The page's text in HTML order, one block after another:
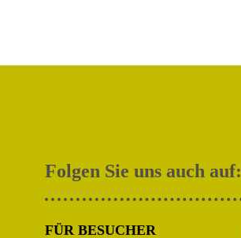
Folgen Sie uns auch auf:
FÜR BESUCHER